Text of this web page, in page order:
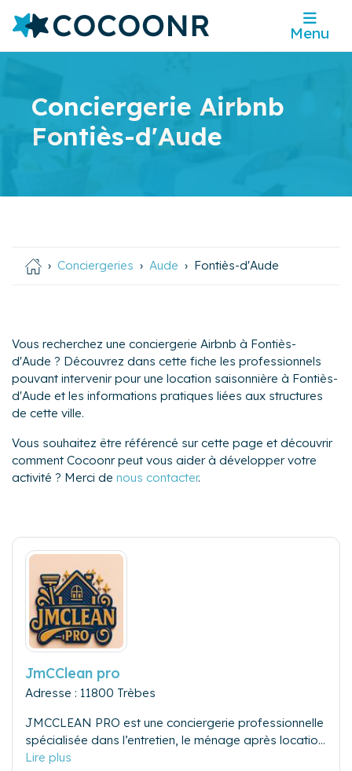
Menu
Conciergerie Airbnb
Fontiès-d'Aude
Conciergeries Aude Fontiès-d'Aude
Vous recherchez une conciergerie Airbnb à Fontiès-
d'Aude ? Découvrez dans cette fiche les professionnels
pouvant intervenir pour une location saisonnière à Fontiès-
d'Aude et les informations pratiques liées aux structures
de cette ville.
Vous souhaitez être référencé sur cette page et découvrir
comment Cocoonr peut vous aider à développer votre
activité ? Merci de nous contacter.
JmCClean pro
Adresse : 11800 Trèbes
JMCCLEAN PRO est une conciergerie professionnelle
spécialisée dans l’entretien, le ménage après location
saisonnière, et la gestion du linge. Sérieuse et